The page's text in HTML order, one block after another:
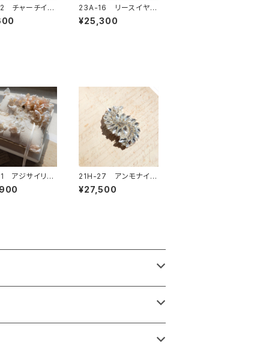
チャーチイヤ
23A-16 リースイヤリ
ングorピアス
¥25,300
アジサイリン
21H-27 アンモナイト
ヘッドドレス
¥27,500